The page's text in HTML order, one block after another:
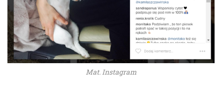
Mat. Instagram